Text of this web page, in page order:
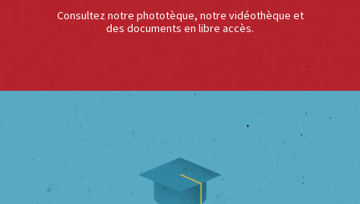
Consultez notre phototèque, notre vidéothèque et
des documents en libre accès.